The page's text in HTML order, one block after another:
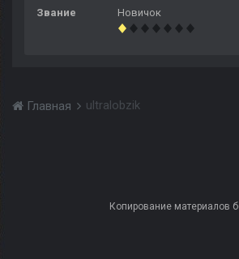
Звание Новичок
Главная ultralobzik
Копирование материалов